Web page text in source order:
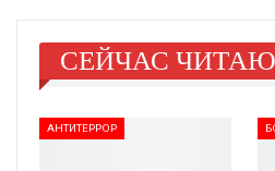
СЕЙЧАС
АНТИТЕРРОР